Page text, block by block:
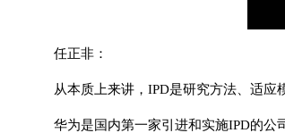
任正非：
从本质上来讲，IPD是研究方法、适应
华为是国内第一家引进和实施IPD的公